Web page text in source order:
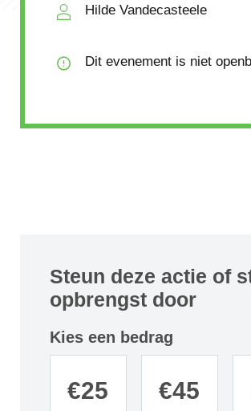
Hilde Vandecasteele
Dit evenement is niet
Steun deze actie of
opbrengst door
Kies een bedrag
€25 €45